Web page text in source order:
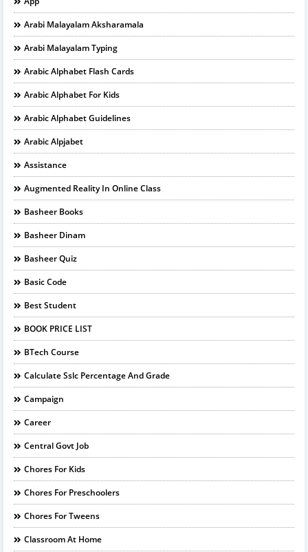
Arabi Malayalam Aksharamala
Arabi Malayalam Typing
Arabic Alphabet Flash Cards
Arabic Alphabet For Kids
Arabic Alphabet Guidelines
Arabic Alpjabet
Assistance
Augmented Reality In Online Class
Basheer Books
Basheer Dinam
Basheer Quiz
Basic Code
Best Student
BOOK PRICE LIST
BTech Course
Calculate Sslc Percentage And Grade
Campaign
Career
Central Govt Job
Chores For Kids
Chores For Preschoolers
Chores For Tweens
Classroom At Home